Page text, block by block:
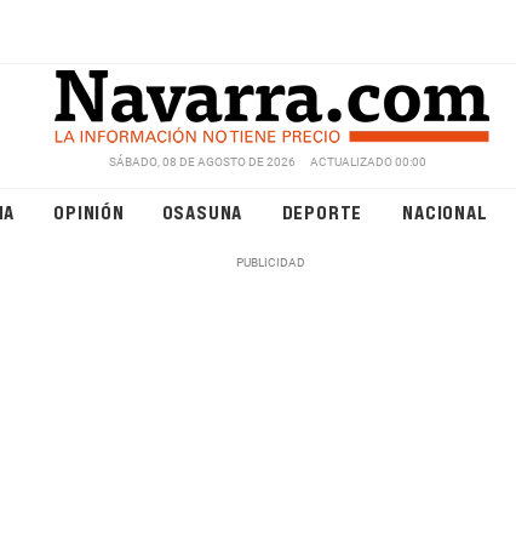
SÁBADO, 08 DE AGOSTO DE 2026 ACTUALIZADO 00:00
OPINIÓN OSASUNA DEPORTE NACIONAL